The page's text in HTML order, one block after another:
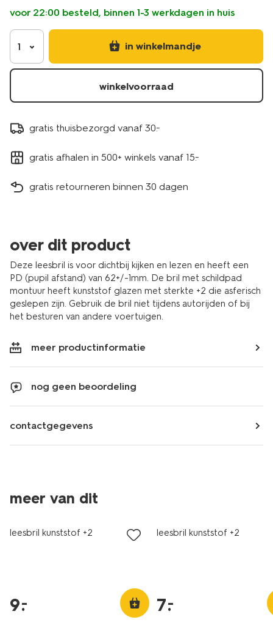
12500237.html
voor 22:00 besteld, binnen 1-3 werkdagen in huis
1 in winkelmandje
winkelvoorraad
gratis thuisbezorgd vanaf 30.-
gratis afhalen in 500+ winkels vanaf 15.-
gratis retourneren binnen 30 dagen
over dit product
Deze leesbril is voor dichtbij kijken en lezen en heeft een
PD (pupil afstand) van 62+/-1mm. De bril met schildpad
montuur heeft kunststof glazen met sterkte +2 die asferisch
geslepen zijn. Gebruik de bril niet tijdens autorijden of bij
het besturen van andere voertuigen.
meer productinformatie
nog geen beoordeling
contactgegevens
meer van dit
leesbril kunststof +2
9.
–
leesbril kunststof +2
7.
–